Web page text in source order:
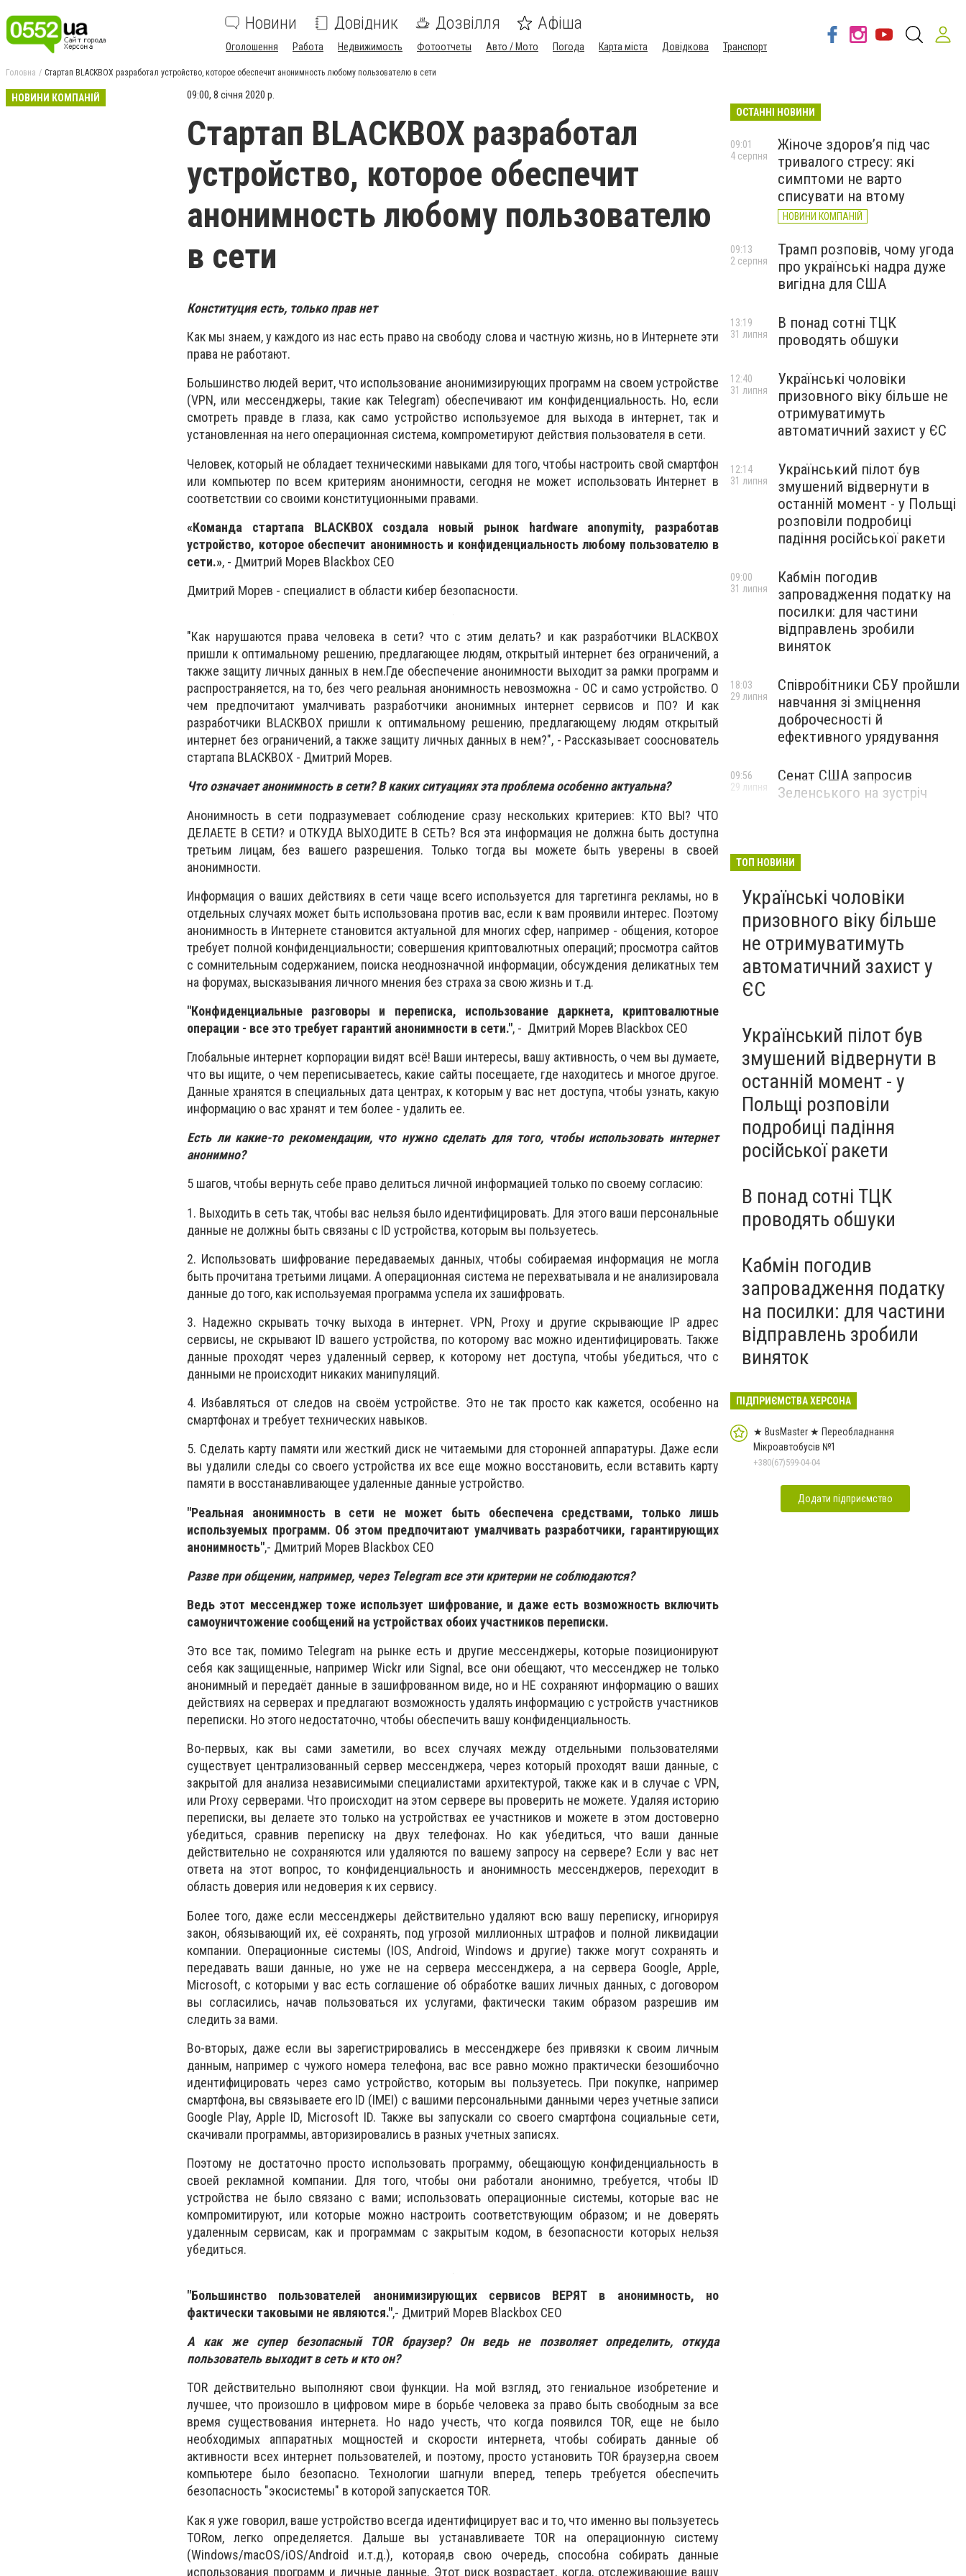
Новини Довідник Дозвілля Афіша
Оголошення Работа Недвижимость Фотоотчеты Авто / Мото Погода Карта міста Довідкова Транспорт
Головна Стартап BLACKBOX разработал устройство, которое обеспечит анонимность любому пользователю в сети
НОВИНИ КОМПАНІЙ 09:00, 8 січня 2020 р.
Стартап BLACKBOX разработал
устройство, которое обеспечит
анонимность любому пользователю
в сети
Конституция есть, только прав нет
Как мы знаем, у каждого из нас есть право на свободу слова и частную жизнь, но в Интернете эти
права не работают.
Большинство людей верит, что использование анонимизирующих программ на своем устройстве
(VPN, или мессенджеры, такие как Telegram) обеспечивают им конфиденциальность. Но, если
смотреть правде в глаза, как само устройство используемое для выхода в интернет, так и
установленная на него операционная система, компрометируют действия пользователя в сети.
Человек, который не обладает техническими навыками для того, чтобы настроить свой смартфон
или компьютер по всем критериям анонимности, сегодня не может использовать Интернет в
соответствии со своими конституционными правами.
«Команда стартапа BLACKBOX создала новый рынок hardware anonymity, разработав
устройство, которое обеспечит анонимность и конфиденциальность любому пользователю в
сети.», - Дмитрий Морев Blackbox CEO
Дмитрий Морев - специалист в области кибер безопасности.
"Как нарушаются права человека в сети? что с этим делать? и как разработчики BLACKBOX
пришли к оптимальному решению, предлагающее людям, открытый интернет без ограничений, а
также защиту личных данных в нем.Где обеспечение анонимности выходит за рамки программ и
распространяется, на то, без чего реальная анонимность невозможна - ОС и само устройство. О
чем предпочитают умалчивать разработчики анонимных интернет сервисов и ПО? И как
разработчики BLACKBOX пришли к оптимальному решению, предлагающему людям открытый
интернет без ограничений, а также защиту личных данных в нем?", - Рассказывает сооснователь
стартапа BLACKBOX - Дмитрий Морев.
Что означает анонимность в сети?В каких ситуациях эта проблема особенно актуальна?
Анонимность в сети подразумевает соблюдение сразу нескольких критериев: КТО ВЫ? ЧТО
ДЕЛАЕТЕ В СЕТИ? и ОТКУДА ВЫХОДИТЕ В СЕТЬ? Вся эта информация не должна быть доступна
третьим лицам, без вашего разрешения. Только тогда вы можете быть уверены в своей
анонимности.
Информация о ваших действиях в сети чаще всего используется для таргетинга рекламы, но в
отдельных случаях может быть использована против вас, если к вам проявили интерес. Поэтому
анонимность в Интернете становится актуальной для многих сфер, например - общения, которое
требует полной конфиденциальности; совершения криптовалютных операций; просмотра сайтов
с сомнительным содержанием, поиска неоднозначной информации, обсуждения деликатных тем
на форумах, высказывания личного мнения без страха за свою жизнь и т.д.
"Конфиденциальные разговоры и переписка, использование даркнета, криптовалютные
операции - все это требует гарантий анонимности в сети.", - Дмитрий Морев Blackbox CEO
Глобальные интернет корпорации видят всё! Ваши интересы, вашу активность, о чем вы думаете,
что вы ищите, о чем переписываетесь, какие сайты посещаете, где находитесь и многое другое.
Данные хранятся в специальных дата центрах, к которым у вас нет доступа, чтобы узнать, какую
информацию о вас хранят и тем более - удалить ее.
Есть ли какие-то рекомендации, что нужно сделать для того, чтобы использовать интернет
анонимно?
5 шагов, чтобы вернуть себе право делиться личной информацией только по своему согласию:
1. Выходить в сеть так, чтобы вас нельзя было идентифицировать. Для этого ваши персональные
данные не должны быть связаны с ID устройства, которым вы пользуетесь.
2. Использовать шифрование передаваемых данных, чтобы собираемая информация не могла
быть прочитана третьими лицами. А операционная система не перехватывала и не анализировала
данные до того, как используемая программа успела их зашифровать.
3. Надежно скрывать точку выхода в интернет. VPN, Proxy и другие скрывающие IP адрес
сервисы, не скрывают ID вашего устройства, по которому вас можно идентифицировать. Также
данные проходят через удаленный сервер, к которому нет доступа, чтобы убедиться, что с
данными не происходит никаких манипуляций.
4. Избавляться от следов на своём устройстве. Это не так просто как кажется, особенно на
смартфонах и требует технических навыков.
5. Сделать карту памяти или жесткий диск не читаемыми для сторонней аппаратуры. Даже если
вы удалили следы со своего устройства их все еще можно восстановить, если вставить карту
памяти в восстанавливающее удаленные данные устройство.
"Реальная анонимность в сети не может быть обеспечена средствами, только лишь
используемых программ. Об этом предпочитают умалчивать разработчики, гарантирующих
анонимность",- Дмитрий Морев Blackbox CEO
Разве при общении, например, через Telegram все эти критерии не соблюдаются?
Ведь этот мессенджер тоже использует шифрование, и даже есть возможность включить
самоуничтожение сообщений на устройствах обоих участников переписки.
Это все так, помимо Telegram на рынке есть и другие мессенджеры, которые позиционируют
себя как защищенные, например Wickr или Signal, все они обещают, что мессенджер не только
анонимный и передаёт данные в зашифрованном виде, но и НЕ сохраняют информацию о ваших
действиях на серверах и предлагают возможность удалять информацию с устройств участников
переписки. Но этого недостаточно, чтобы обеспечить вашу конфиденциальность.
Во-первых, как вы сами заметили, во всех случаях между отдельными пользователями
существует централизованный сервер мессенджера, через который проходят ваши данные, с
закрытой для анализа независимыми специалистами архитектурой, также как и в случае с VPN,
или Proxy серверами. Что происходит на этом сервере вы проверить не можете. Удаляя историю
переписки, вы делаете это только на устройствах ее участников и можете в этом достоверно
убедиться, сравнив переписку на двух телефонах. Но как убедиться, что ваши данные
действительно не сохраняются или удаляются по вашему запросу на сервере? Если у вас нет
ответа на этот вопрос, то конфиденциальность и анонимность мессенджеров, переходит в
область доверия или недоверия к их сервису.
Более того, даже если мессенджеры действительно удаляют всю вашу переписку, игнорируя
закон, обязывающий их, её сохранять, под угрозой миллионных штрафов и полной ликвидации
компании. Операционные системы (IOS, Android, Windows и другие) также могут сохранять и
передавать ваши данные, но уже не на сервера мессенджера, а на сервера Google, Apple,
Microsoft, с которыми у вас есть соглашение об обработке ваших личных данных, с договором
вы согласились, начав пользоваться их услугами, фактически таким образом разрешив им
следить за вами.
Во-вторых, даже если вы зарегистрировались в мессенджере без привязки к своим личным
данным, например с чужого номера телефона, вас все равно можно практически безошибочно
идентифицировать через само устройство, которым вы пользуетесь. При покупке, например
смартфона, вы связываете его ID (IMEI) с вашими персональными данными через учетные записи
Google Play, Apple ID, Microsoft ID. Также вы запускали со своего смартфона социальные сети,
скачивали программы, авторизировались в разных учетных записях.
Поэтому не достаточно просто использовать программу, обещающую конфиденциальность в
своей рекламной компании. Для того, чтобы они работали анонимно, требуется, чтобы ID
устройства не было связано с вами; использовать операционные системы, которые вас не
компромитируют, или которые можно настроить соответствующим образом; и не доверять
удаленным сервисам, как и программам с закрытым кодом, в безопасности которых нельзя
убедиться.
"Большинство пользователей анонимизирующих сервисов ВЕРЯТ в анонимность, но
фактически таковыми не являются.",- Дмитрий Морев Blackbox CEO
А как же cупер безопасный TOR браузер? Он ведь не позволяет определить, откуда
пользователь выходит в сеть и кто он?
TOR действительно выполняют свои функции. На мой взгляд, это гениальное изобретение и
лучшее, что произошло в цифровом мире в борьбе человека за право быть свободным за все
время существования интернета. Но надо учесть, что когда появился TOR, еще не было
необходимых аппаратных мощностей и скорости интернета, чтобы собирать данные об
активности всех интернет пользователей, и поэтому, просто установить TOR браузер,на своем
компьютере было безопасно. Технологии шагнули вперед, теперь требуется обеспечить
безопасность "экосистемы" в которой запускается TOR.
Как я уже говорил, ваше устройство всегда идентифицирует вас и то, что именно вы пользуетесь
TORом, легко определяется. Дальше вы устанавливаете TOR на операционную систему
(Windows/macOS/iOS/Android и.т.д.), которая,в свою очередь, способна собирать данные
использования программ и личные данные. Этот риск возрастает, когда, отслеживающие вашу
ОСТАННІ НОВИНИ
Жіноче здоров’я під час
тривалого стресу: які
симптоми не варто
списувати на втому
НОВИНИ КОМПАНІЙ
09:01
4 серпня
Трамп розповів, чому угода
про українські надра дуже
вигідна для США
09:13
2 серпня
В понад сотні ТЦК
проводять обшуки
13:19
31 липня
Українські чоловіки
призовного віку більше не
отримуватимуть
автоматичний захист у ЄС
12:40
31 липня
Український пілот був
змушений відвернути в
останній момент - у Польщі
розповіли подробиці
падіння російської ракети
12:14
31 липня
Кабмін погодив
запровадження податку на
посилки: для частини
відправлень зробили
виняток
09:00
31 липня
Співробітники СБУ пройшли
навчання зі зміцнення
доброчесності й
ефективного урядування
18:03
29 липня
Сенат США запросив
Зеленського на зустріч
09:56
29 липня
ТОП НОВИНИ
Українські чоловіки
призовного віку більше
не отримуватимуть
автоматичний захист у
ЄС
Український пілот був
змушений відвернути в
останній момент - у
Польщі розповіли
подробиці падіння
російської ракети
В понад сотні ТЦК
проводять обшуки
Кабмін погодив
запровадження податку
на посилки: для частини
відправлень зробили
виняток
ПІДПРИЄМСТВА ХЕРСОНА
★ BusMaster ★ Переобладнання
Мікроавтобусів №1
+380(67)599-04-04
Додати підприємство